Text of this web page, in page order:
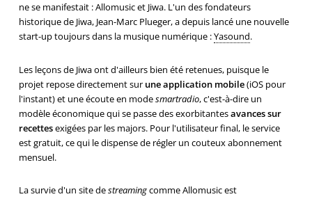
ne se manifestait : Allomusic et Jiwa. L'un des fondateurs
historique de Jiwa, Jean-Marc Plueger, a depuis lancé une nouvelle
start-up toujours dans la musique numérique :Yasound.
Les leçons de Jiwa ont d'ailleurs bien été retenues, puisque le
projet repose directement sur une application mobile(iOS pour
l'instant) et une écoute en modesmartradio, c'est-à-dire un
modèle économique qui se passe des exorbitantesavances sur
recettesexigées par les majors. Pour l'utilisateur final, le service
est gratuit, ce qui le dispense de régler un couteux abonnement
mensuel.
La survie d'un site destreamingcomme Allomusic est